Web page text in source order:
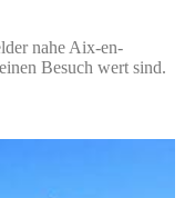
nahe Aix-en-
Besuch wert sind.